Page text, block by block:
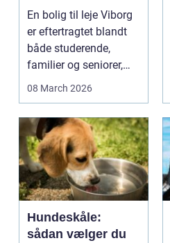
lejlighed
En bolig til leje Viborg
er eftertragtet blandt
både studerende,
familier og seniorer,
fordi b...
08 March 2026
Hundeskåle:
sådan vælger du